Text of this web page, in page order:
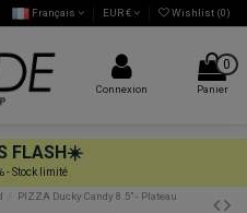
Français EUR € Wishlist (0)
Connexion
0
Panier
FLASH☀️
- Stock limité
PIZZA Ducky Candy 8.5" - Plateau